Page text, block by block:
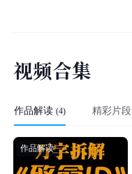
视频合集
作品解读 (4) 精彩片段
作品解读